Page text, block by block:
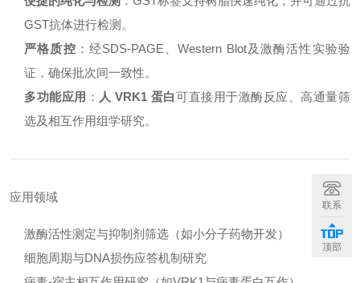
GST抗体进行检测。
严格质控 ：经SDS-PAGE、Western Blot及激酶活性实验验
证，确保批次间一致性。
多功能应用 ： 人 VRK1 蛋白可直接用于激酶反应、高通量筛
选及相互作用组学研究。
应用领域
激酶活性测定与抑制剂筛选（如小分子药物开发）
细胞周期与DNA损伤应答机制研究
联系
顶部